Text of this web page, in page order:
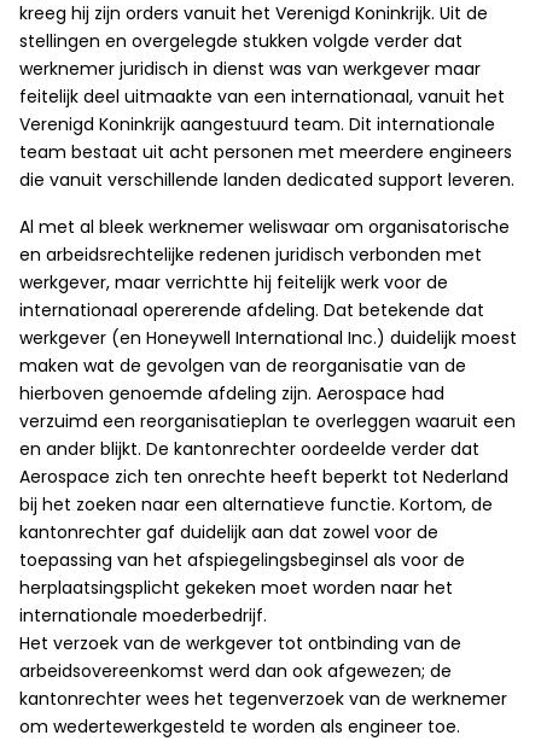
kreeg hij zijn orders vanuit het Verenigd Koninkrijk. Uit de
stellingen en overgelegde stukken volgde verder dat
werknemer juridisch in dienst was van werkgever maar
feitelijk deel uitmaakte van een internationaal, vanuit het
Verenigd Koninkrijk aangestuurd team. Dit internationale
team bestaat uit acht personen met meerdere engineers
die vanuit verschillende landen dedicated support leveren.
Al met al bleek werknemer weliswaar om organisatorische
en arbeidsrechtelijke redenen juridisch verbonden met
werkgever, maar verrichtte hij feitelijk werk voor de
internationaal opererende afdeling. Dat betekende dat
werkgever (en Honeywell International Inc.) duidelijk moest
maken wat de gevolgen van de reorganisatie van de
hierboven genoemde afdeling zijn. Aerospace had
verzuimd een reorganisatieplan te overleggen waaruit een
en ander blijkt. De kantonrechter oordeelde verder dat
Aerospace zich ten onrechte heeft beperkt tot Nederland
bij het zoeken naar een alternatieve functie. Kortom, de
kantonrechter gaf duidelijk aan dat zowel voor de
toepassing van het afspiegelingsbeginsel als voor de
herplaatsingsplicht gekeken moet worden naar het
internationale moederbedrijf.
Het verzoek van de werkgever tot ontbinding van de
arbeidsovereenkomst werd dan ook afgewezen; de
kantonrechter wees het tegenverzoek van de werknemer
om wedertewerkgesteld te worden als engineer toe.